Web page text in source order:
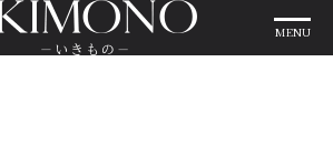
MENU